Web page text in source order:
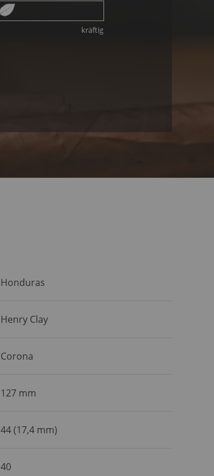
kräftig
Honduras
Henry Clay
Corona
127 mm
44 (17,4 mm)
40